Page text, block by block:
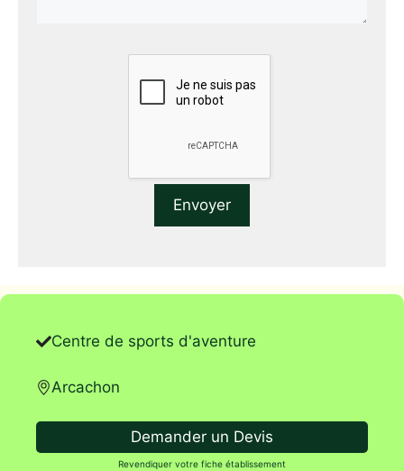
Centre de sports d'aventure
Arcachon
Demander un Devis
Revendiquer votre fiche établissement